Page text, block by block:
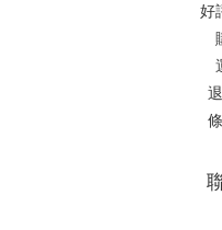
好